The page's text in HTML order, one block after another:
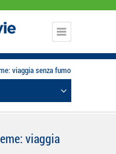
viaggia senza fumo
viaggia